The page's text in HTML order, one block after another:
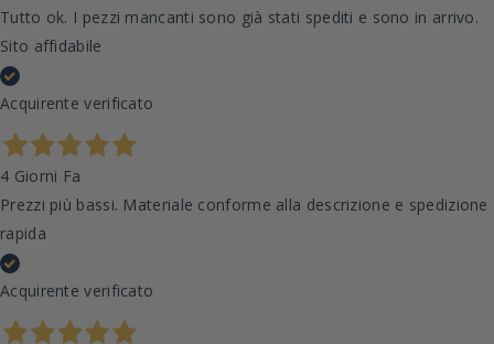
Tutto ok. I pezzi mancanti sono già stati spediti e sono in arrivo.
Sito affidabile
Acquirente verificato
4 Giorni Fa
Prezzi più bassi. Materiale conforme alla descrizione e spedizione
rapida
Acquirente verificato